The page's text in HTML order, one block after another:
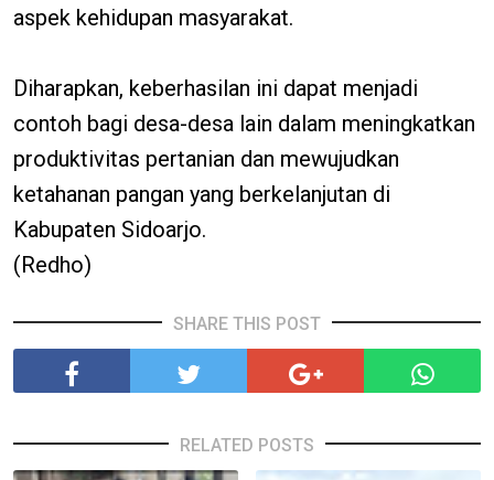
aspek kehidupan masyarakat.
Diharapkan, keberhasilan ini dapat menjadi
contoh bagi desa-desa lain dalam meningkatkan
produktivitas pertanian dan mewujudkan
ketahanan pangan yang berkelanjutan di
Kabupaten Sidoarjo.
(Redho)
SHARE THIS POST
RELATED POSTS